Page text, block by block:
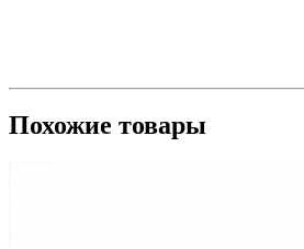
Похожие товары